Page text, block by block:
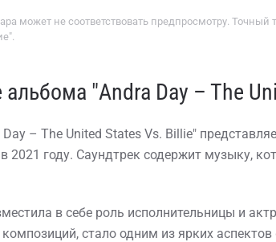
может не соответствовать предпросмотру. Точный
"Andra Day – The
– The United States Vs. Billie"
2021 году. Саундтрек содержит музыку,
в себе роль исполнительницы и
стало одним из ярких